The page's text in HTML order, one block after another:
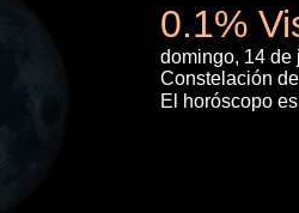
0.1%
domingo, 14 de
Constelación
El horóscopo